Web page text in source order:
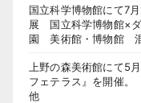
国立科学博物館にて7
展 国立科学博物館×
園 美術館・博物館
上野の森美術館にて5
フェテラス』を開催
他